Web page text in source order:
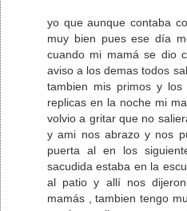
yo que aunque contaba
muy bien pues ese día
cuando mi mamá se dio
aviso a los demas todos
tambien mis primos y
replicas en la noche mi
volvio a gritar que no
y ami nos abrazo y nos
puerta al en los
sacudida estaba en la
al patio y allí nos
mamás , tambien tengo